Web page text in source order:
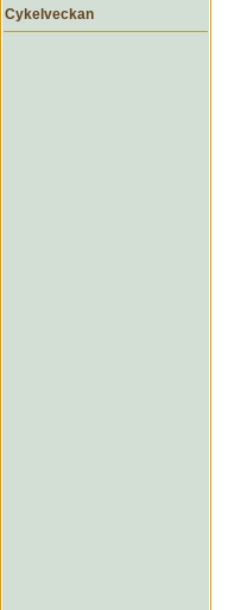
Cykelveckan